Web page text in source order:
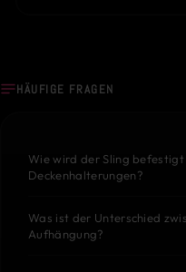
HÄUFIGE FRAGEN
Wie wird der Sling
Deckenhalterungen?
Was ist der Unterschied
Aufhängung?